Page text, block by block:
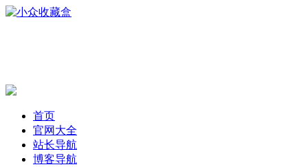
首页
官网大全
站长导航
博客导航